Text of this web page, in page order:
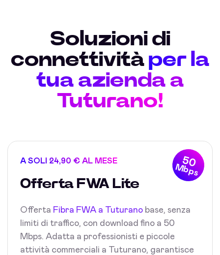
Soluzioni di
connettività per la
tua azienda a
Tuturano!
50
Mbps
A SOLI 24,90 € AL MESE
Offerta FWA Lite
Offerta Fibra FWA a Tuturano base, senza
limiti di traffico, con download fino a 50
Mbps. Adatta a professionisti e piccole
attività commerciali a Tuturano, garantisce